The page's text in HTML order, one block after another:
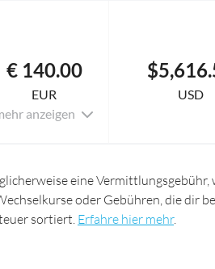
€ 140.00
EUR
anzeigen
USD
eine
oder Gebühren, die dir
sortiert. Erfahre hier mehr.